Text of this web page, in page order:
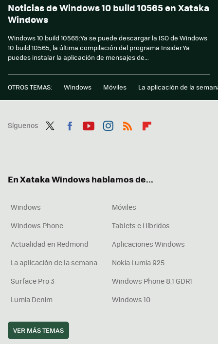
Noticias de Windows 10 build 10565 en Xataka
Windows
Windows 10 build 10565:Ya se puede descargar la ISO de Windows
10 build 10565, la última compilación del programa Insider.Ya
puedes instalar la aplicación de mensajes de...
OTROS TEMAS: Windows Móviles La aplicación de la
Síguenos
En Xataka Windows hablamos de...
Windows
Móviles
Windows Phone
Tablets e Híbridos
Actualidad en Redmond
Aplicaciones Windows
La aplicación de la semana
Nokia Lumia 925
Surface Pro 3
Windows Phone 8.1 GDR1
Lumia Denim
Windows 10
VER MÁS TEMAS